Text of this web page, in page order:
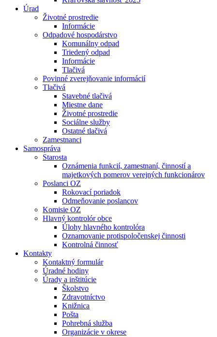
Úrad
Životné prostredie
Informácie
Odpadové hospodárstvo
Komunálny odpad
Triedený odpad
Informácie
Tlačivá
Povinné zverejňovanie informácií
Tlačivá
Stavebné tlačivá
Miestne dane
Životné prostredie
Sociálne služby
Ostatné tlačivá
Zamestnanci
Samospráva
Starosta
Oznámenia funkcií, zamestnaní, činností a
majetkových pomerov verejných funkcionárov
Poslanci OZ
Rokovací poriadok
Odmeňovanie poslancov
Komisie OZ
Hlavný kontrolór obce
Úlohy hlavného kontrolóra
Oznamovanie protispoločenskej činnosti
Kontrolná činnosť
Kontakty
Kontaktný formulár
Úradné hodiny
Úrady a inštitúcie
Školstvo
Zdravotníctvo
Knižnica
Pošta
Pohrebná služba
Organizácie v okrese